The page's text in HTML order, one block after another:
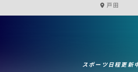
戸田
スポーツ日程更新